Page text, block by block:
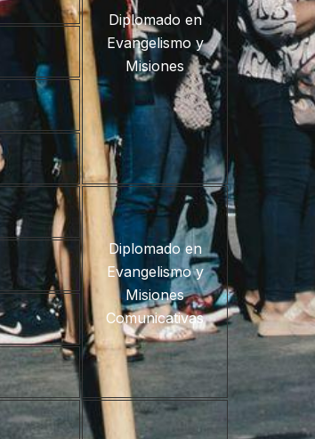
Diplomado en
Evangelismo y
Misiones
Diplomado en
Evangelismo y
Misiones
Comunicativas